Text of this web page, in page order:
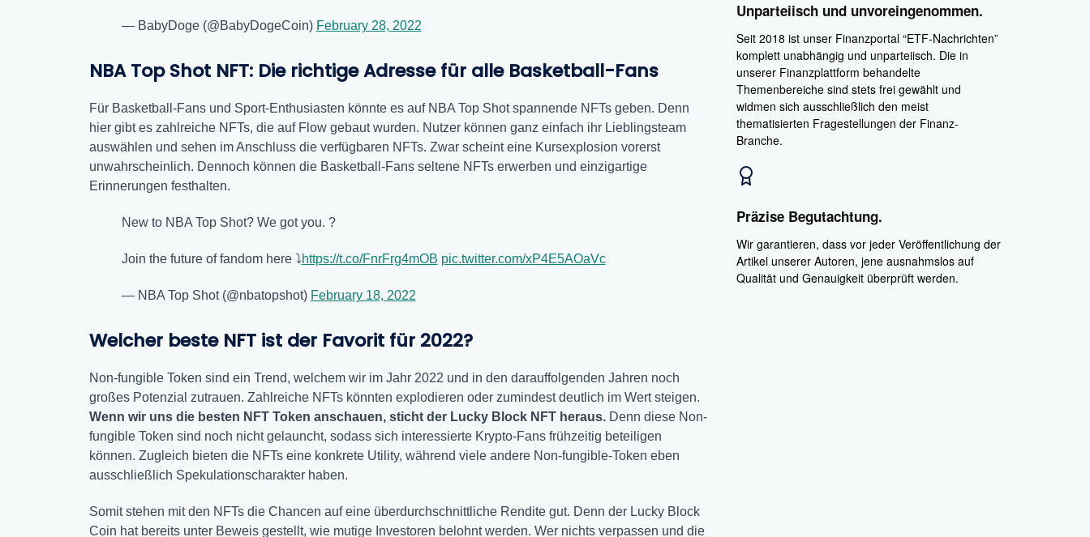
— BabyDoge (@BabyDogeCoin) February 28, 2022
NBA Top Shot NFT: Die richtige Adresse für alle Basketball-Fans
Für Basketball-Fans und Sport-Enthusiasten könnte es auf NBA Top Shot spannende NFTs geben. Denn
hier gibt es zahlreiche NFTs, die auf Flow gebaut wurden. Nutzer können ganz einfach ihr Lieblingsteam
auswählen und sehen im Anschluss die verfügbaren NFTs. Zwar scheint eine Kursexplosion vorerst
unwahrscheinlich. Dennoch können die Basketball-Fans seltene NFTs erwerben und einzigartige
Erinnerungen festhalten.
New to NBA Top Shot? We got you. ?
Join the future of fandom here ⤵️https://t.co/FnrFrg4mOB pic.twitter.com/xP4E5AOaVc
— NBA Top Shot (@nbatopshot) February 18, 2022
Welcher beste NFT ist der Favorit für 2022?
Non-fungible Token sind ein Trend, welchem wir im Jahr 2022 und in den darauffolgenden Jahren noch
großes Potenzial zutrauen. Zahlreiche NFTs könnten explodieren oder zumindest deutlich im Wert steigen.
Wenn wir uns die besten NFT Token anschauen, sticht der Lucky Block NFT heraus. Denn diese Non-
fungible Token sind noch nicht gelauncht, sodass sich interessierte Krypto-Fans frühzeitig beteiligen
können. Zugleich bieten die NFTs eine konkrete Utility, während viele andere Non-fungible-Token eben
ausschließlich Spekulationscharakter haben.
Somit stehen mit den NFTs die Chancen auf eine überdurchschnittliche Rendite gut. Denn der Lucky Block
Coin hat bereits unter Beweis gestellt, wie mutige Investoren belohnt werden. Wer nichts verpassen und die
Unparteiisch und unvoreingenommen.
Seit 2018 ist unser Finanzportal “ETF-Nachrichten”
komplett unabhängig und unparteiisch. Die in
unserer Finanzplattform behandelte
Themenbereiche sind stets frei gewählt und
widmen sich ausschließlich den meist
thematisierten Fragestellungen der Finanz-
Branche.
Präzise Begutachtung.
Wir garantieren, dass vor jeder Veröffentlichung der
Artikel unserer Autoren, jene ausnahmslos auf
Qualität und Genauigkeit überprüft werden.